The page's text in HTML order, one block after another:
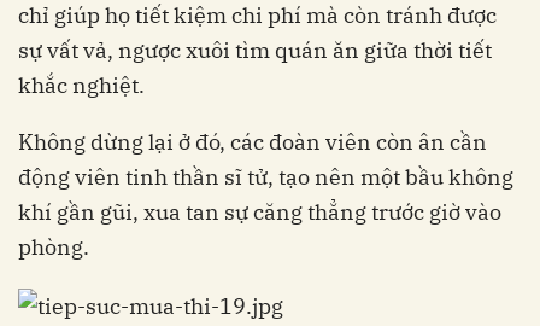
chỉ giúp họ tiết kiệm chi phí mà còn tránh được
sự vất vả, ngược xuôi tìm quán ăn giữa thời tiết
khắc nghiệt.
Không dừng lại ở đó, các đoàn viên còn ân cần
động viên tinh thần sĩ tử, tạo nên một bầu không
khí gần gũi, xua tan sự căng thẳng trước giờ vào
phòng.